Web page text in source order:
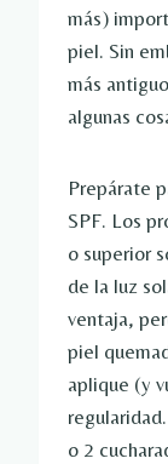
más)
piel. Sin
más
algunas
Prepárate
SPF. Los
o superior
de la luz
ventaja,
piel
aplique (y
o 2